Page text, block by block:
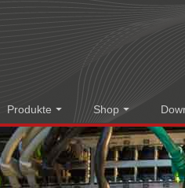
Produkte Shop